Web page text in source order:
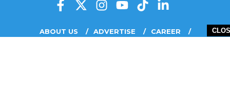
ABOUT US ADVERTISE
CAREER